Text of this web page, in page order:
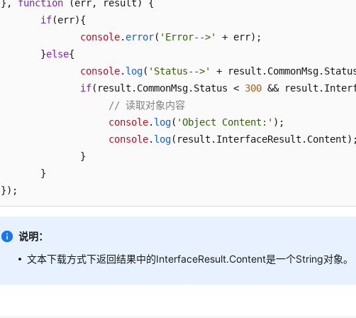
}, function (err, result) {
if(err){
console. error( 'Error-->'
+ err);
       }
else{
console. log( 'Status-->' + result. CommonMsg.
if(result. CommonMsg. Status < 300 && result.
// 读取对象内容
console. log( 'Object Content:' );
console. log(result. InterfaceResult . Content
              }
       }
});
说明：
文本下载方式下返回结果中的InterfaceResult.Content是一个String对象。